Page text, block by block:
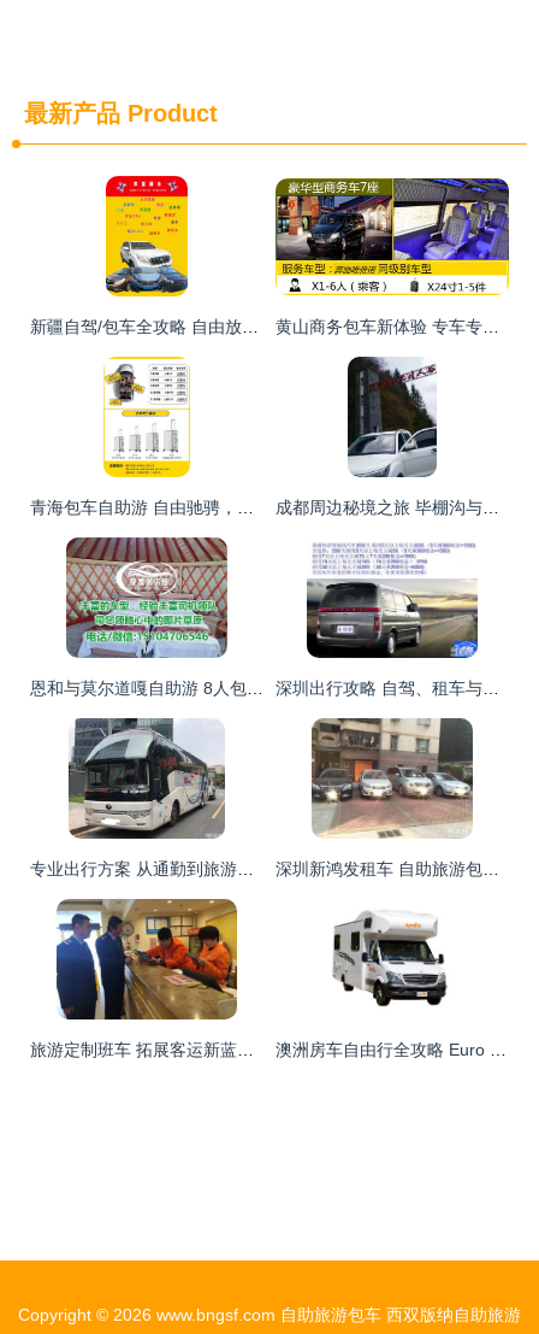
最新产品 Product
Copyright © 2026 www.bngsf.com 自助旅游包车 西双版纳自助旅游